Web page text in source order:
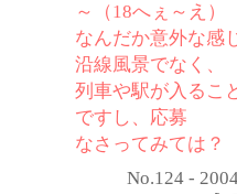
～（18へぇ～え）
なんだか意外な感
沿線風景でなく、
列車や駅が入るこ
ですし、応募
なさってみては？
No.124 -